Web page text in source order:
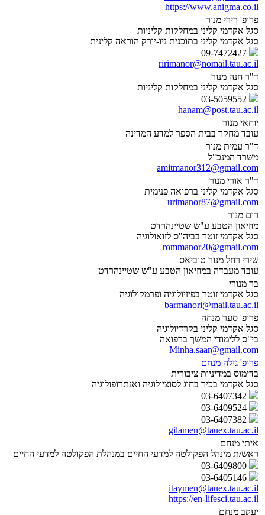
https://www.anigma.co.il
פרופ' רירי מנור
סגל אקדמי קליני במחלקות קליניות
סגל אקדמי קליני בתוכנית ניו-יורק הוראה קלינית
ririmanor@nomail.tau.ac.il
ד"ר חנה מנור
סגל אקדמי קליני במחלקות קליניות
hanam@post.tau.ac.il
יוחאי מנור
עובד מחקר בבית הספר למדע המדינה
ד"ר עמית מנור
משרד המנכ"ל
amitmanor312@gmail.com
ד"ר אורי מנור
סגל אקדמי קליני ברפואה פנימית
urimanor87@gmail.com
רום מנור
מוזיאון הטבע ע"ש שטיינהרדט
סגל אקדמי זוטר בביה"ס לזואולוגיה
rommanor20@gmail.com
שירי רחל מנור טוביאס
עובד מעבדה במוזיאון הטבע ע"ש שטיינהרדט
בר מנורי
סגל אקדמי זוטר בפיזיולוגיה ופרמקולוגיה
barmanori@mail.tau.ac.il
פרופ' סער מנחה
סגל אקדמי קליני בקרדיולוגיה
בי"ס ללימודי המשך ברפואה
Minha.saar@gmail.com
פרופ' גילה מנחם
בדימוס במדיניות ציבורית
סגל אקדמי בכיר בחוג לסוציולוגיה ואנתרופולוגיה
gilamen@tauex.tau.ac.il
איתי מנחם
ראש/ת מינהל הפקולטה למדעי החיים במנהלת הפקולטה למדעי החיים
itaymen@tauex.tau.ac.il
https://en-lifesci.tau.ac.il
יעקב מנחם